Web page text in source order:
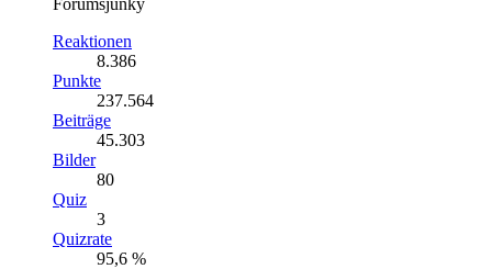
Reaktionen
8.386
Punkte
237.564
Beiträge
45.303
Bilder
80
Quiz
3
Quizrate
95,6 %